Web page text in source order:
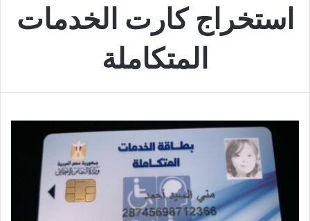
استخراج كارت الخدمات
المتكاملة